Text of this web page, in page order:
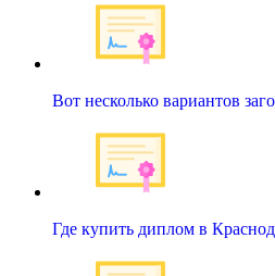
Вот несколько вариантов
Где купить диплом в